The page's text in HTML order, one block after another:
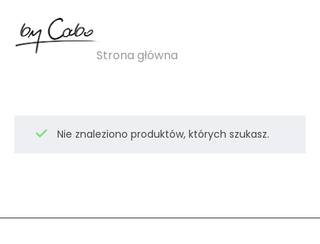
Strona główna
Nie znaleziono produktów, których szukasz.